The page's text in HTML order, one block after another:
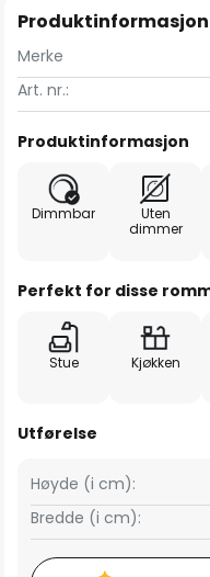
Produktinformasjon
Merke
Art. nr.:
Produktinformasjon
Dimmbar
Uten
dimmer
Perfekt for disse
Stue Kjøkken
Utførelse
Bredde (i cm):
Høyde (i cm):